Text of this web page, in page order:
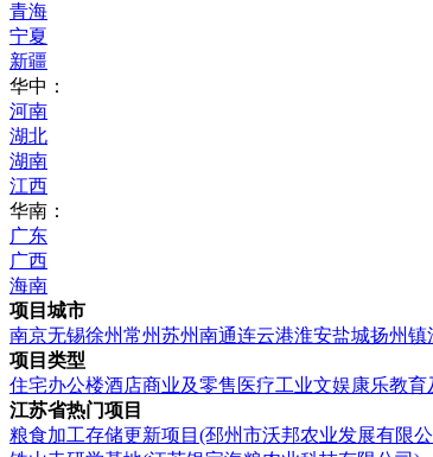
青海
宁夏
新疆
华中：
河南
湖北
湖南
江西
华南：
广东
广西
海南
项目城市
南京无锡徐州常州苏州南通连云港淮安盐城扬州镇
项目类型
住宅办公楼酒店商业及零售 医疗工业文娱康乐教育
江苏省热门项目
粮食加工存储更新项目(邳州市沃邦农业发展有限